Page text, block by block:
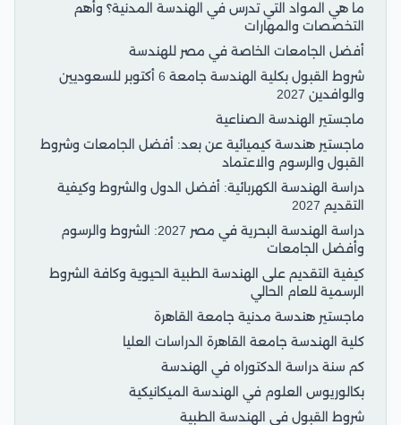
ما هي المواد التي تدرس في الهندسة المدنية؟ وأهم
التخصصات والمهارات
أفضل الجامعات الخاصة في مصر للهندسة
شروط القبول بكلية الهندسة جامعة 6 أكتوبر للسعوديين
والوافدين 2027
ماجستير الهندسة الصناعية
ماجستير هندسة كيميائية عن بعد: أفضل الجامعات وشروط
القبول والرسوم والاعتماد
دراسة الهندسة الكهربائية: أفضل الدول والشروط وكيفية
التقديم 2027
دراسة الهندسة البحرية في مصر 2027: الشروط والرسوم
وأفضل الجامعات
كيفية التقديم على الهندسة الطبية الحيوية وكافة الشروط
الرسمية للعام الحالي
ماجستير هندسة مدنية جامعة القاهرة
كلية الهندسة جامعة القاهرة الدراسات العليا
كم سنة دراسة الدكتوراه في الهندسة
بكالوريوس العلوم في الهندسة الميكانيكية
شروط القبول في الهندسة الطبية